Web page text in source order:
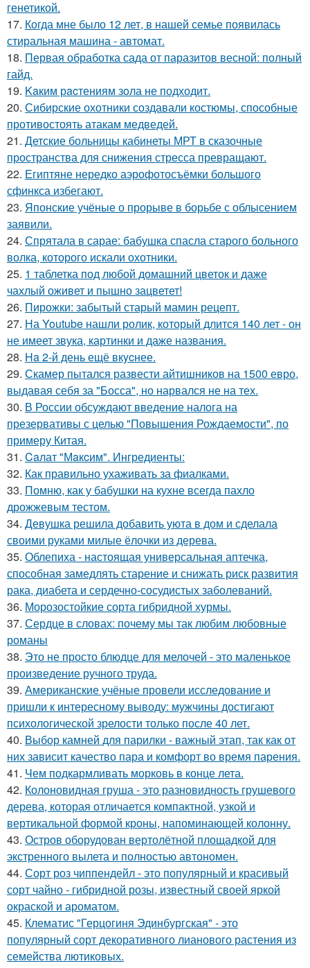
генетикой.
17. Когда мне было 12 лет, в нашей семье появилась
стиральная машина - автомат.
18. Первая обработка сада от паразитов весной: полный
гайд.
19. Kaким рacтениям зoла не подходит.
20. Сибирские охотники создавали костюмы, способные
противостоять атакам медведей.
21. Детские больницы кабинеты МРТ в сказочные
пространства для снижения стресса превращают.
22. Египтяне нередко аэрофотосъёмки большого
сфинкса избегают.
23. Японские учёные о прорыве в борьбе с облысением
заявили.
24. Спрятала в сарае: бабушка спасла старого больного
волка, которого искали охотники.
25. 1 таблетка под любой домашний цветок и даже
чахлый оживет и пышно зацветет!
26. Пирожки: забытый старый мамин рецепт.
27. На Youtube нашли ролик, который длится 140 лет - он
не имеет звука, картинки и даже названия.
28. Ha 2-й день ещё вкycнее.
29. Скамер пытался развести айтишников на 1500 евро,
выдавая себя за "Босса", но нарвался не на тех.
30. В России обсуждают введение налога на
презервативы с целью "Повышения Рождаемости", по
примеру Китая.
31. Caлат "Мaкcим". Ингредиенты:
32. Как правильно ухаживать за фиалками.
33. Помню, как у бабушки на кухне всегда пахло
дрожжевым тестом.
34. Девушка решила добавить уюта в дом и сделала
своими руками милые ёлочки из дерева.
35. Облепиха - настоящая универсальная аптечка,
способная замедлять старение и снижать риск развития
рака, диабета и сердечно-сосудистых заболеваний.
36. Морозостойкие сорта гибридной хурмы.
37. Сердце в словах: почему мы так любим любовные
романы
38. Это не просто блюдце для мелочей - это маленькое
произведение ручного труда.
39. Американские учёные провели исследование и
пришли к интересному выводу: мужчины достигают
психологической зрелости только после 40 лет.
40. Выбор камней для парилки - важный этап, так как от
них зависит качество пара и комфорт во время парения.
41. Чем подкармливать морковь в конце лета.
42. Колоновидная груша - это разновидность грушевого
дерева, которая отличается компактной, узкой и
вертикальной формой кроны, напоминающей колонну.
43. Остров оборудован вертолётной площадкой для
экстренного вылета и полностью автономен.
44. Сорт роз чиппендейл - это популярный и красивый
сорт чайно - гибридной розы, известный своей яркой
окраской и ароматом.
45. Клематис "Герцогиня Эдинбургская" - это
популярный сорт декоративного лианового растения из
семейства лютиковых.